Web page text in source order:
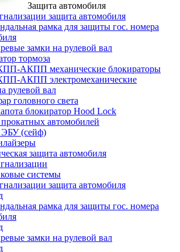
Защита автомобиля
защита автомобиля
рамка для защиты гос. номера
замки на рулевой вал
тормоза
АКПП механические блокираторы
АКПП электромеханические
рулевой вал
головного света
блокиратор Hood Lock
автомобилей
ЭБУ (сейф)
защита автомобиля
системы
защита автомобиля
рамка для защиты гос. номера
замки на рулевой вал